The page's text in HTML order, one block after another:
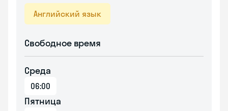
Английский язык
Свободное время
Среда
06:00
Пятница